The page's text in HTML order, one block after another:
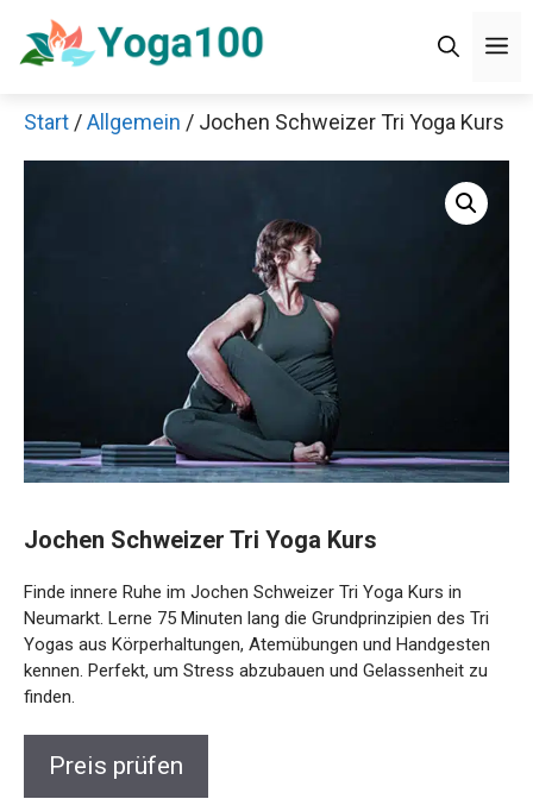
Inhalt
Start /Allgemein / Jochen Schweizer Tri Yoga
Kurs
Jochen Schweizer Tri Yoga Kurs
Finde innere Ruhe im Jochen Schweizer Tri Yoga Kurs in
Neumarkt. Lerne 75 Minuten lang die Grundprinzipien des Tri
Yogas aus Körperhaltungen, Atemübungen und Handgesten
kennen. Perfekt, um Stress abzubauen und Gelassenheit zu
Preis prüfen
Jetzt anschauen